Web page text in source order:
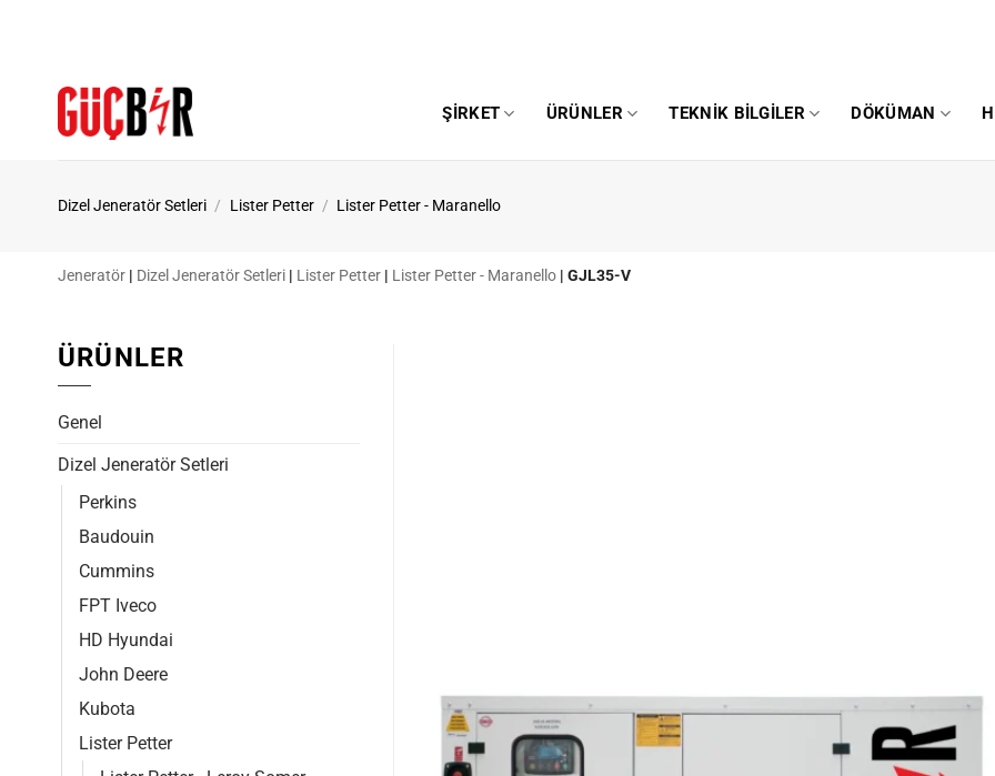
ŞIRKET ÜRÜNLER TEKNIK BILGILER DÖKÜMAN
Dizel Jeneratör Setleri / Lister Petter / Lister Petter - Maranello
Jeneratör | Dizel Jeneratör Setleri | Lister Petter | Lister Petter - Maranello | GJL35-V
ÜRÜNLER
Genel
Dizel Jeneratör Setleri
Perkins
Baudouin
Cummins
FPT Iveco
HD Hyundai
John Deere
Kubota
Lister Petter